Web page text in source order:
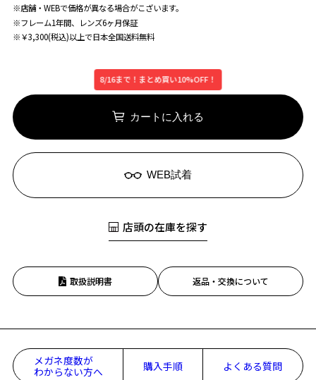
※店舗・WEBで価格が異なる場合がこざいます。
※フレーム1年間、レンズ6ヶ月保証
※￥3,300(税込)以上で日本全国送料無料
8/16まで！まとめ買い10%OFF！
カートに入れる
WEB試着
店頭の在庫を探す
取扱説明書 返品・交換について
メガネ度数が
わからない方へ
購入手順 よくある質問